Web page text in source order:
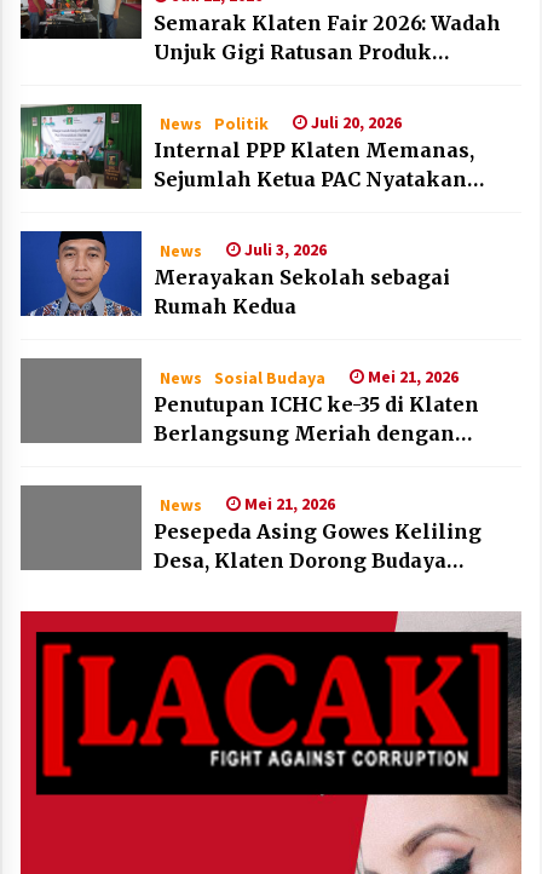
Semarak Klaten Fair 2026: Wadah
Unjuk Gigi Ratusan Produk
News Politik Juli 20, 2026
Internal PPP Klaten Memanas,
Sejumlah Ketua PAC Nyatakan
News Juli 3, 2026
Merayakan Sekolah sebagai
Rumah Kedua
News Sosial Budaya Mei 21, 2026
Penutupan ICHC ke-35 di Klaten
Berlangsung Meriah dengan
Jerman
News Mei 21, 2026
Pesepeda Asing Gowes Keliling
Desa, Klaten Dorong Budaya
Fest 2026